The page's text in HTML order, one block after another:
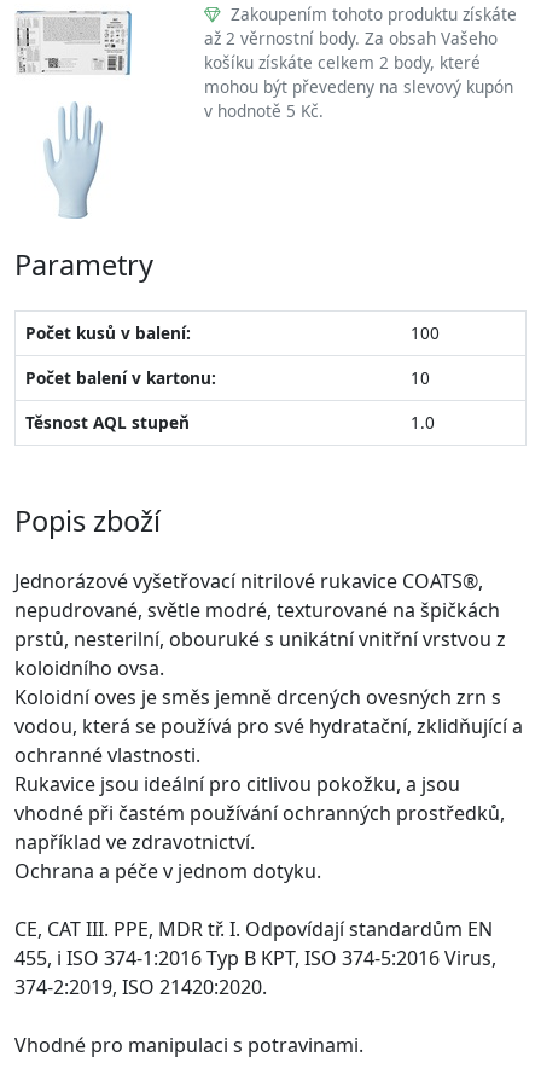
Zakoupením tohoto produktu získáte
až 2 věrnostní body. Za obsah Vašeho
košíku získáte celkem 2 body, které
mohou být převedeny na slevový kupón
v hodnotě 5 Kč.
Parametry
Počet kusů v balení:
100
Počet balení v kartonu:
10
Těsnost AQL stupeň
1.0
Popis zboží
Jednorázové vyšetřovací nitrilové rukavice COATS®,
nepudrované, světle modré, texturované na špičkách
prstů, nesterilní, obouruké s unikátní vnitřní vrstvou z
koloidního ovsa.
Koloidní oves je směs jemně drcených ovesných zrn s
vodou, která se používá pro své hydratační, zklidňující a
ochranné vlastnosti.
Rukavice jsou ideální pro citlivou pokožku, a jsou
vhodné při častém používání ochranných prostředků,
například ve zdravotnictví.
Ochrana a péče v jednom dotyku.
CE, CAT III. PPE, MDR tř. I. Odpovídají standardům EN
455, i ISO 374-1:2016 Typ B KPT, ISO 374-5:2016 Virus,
374-2:2019, ISO 21420:2020.
Vhodné pro manipulaci s potravinami.